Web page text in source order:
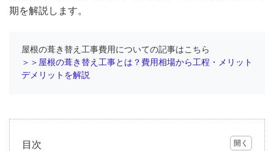
期を解説します。
屋根の葺き替え工事費用についての記事はこちら
＞＞屋根の葺き替え工事とは？費用相場から工程・メリット
デメリットを解説
目次